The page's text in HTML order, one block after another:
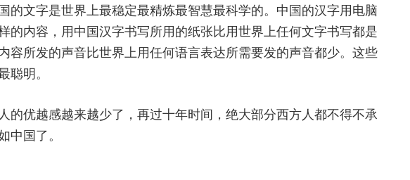
的文字是世界上最稳定最精炼最智慧最科学的。中国的汉字用电脑
的内容，用中国汉字书写所用的纸张比用世界上任何文字书写都是
容所发的声音比世界上用任何语言表达所需要发的声音都少。这些
聪明。
优越感越来越少了，再过十年时间，绝大部分西方人都不得不承
中国了。